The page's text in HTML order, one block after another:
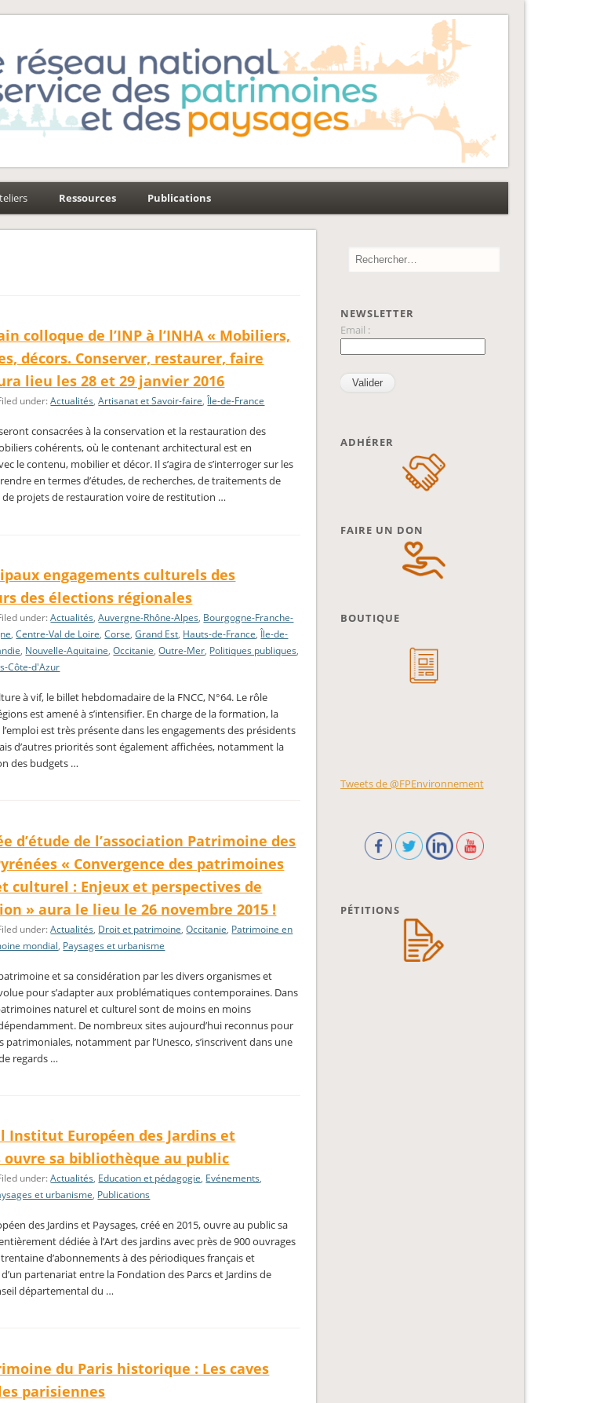
Ressources Publications
colloque de l’INP à l’INHA « Mobiliers,
décors. Conserver, restaurer, faire
lieu les 28 et 29 janvier 2016
under:Actualités,Artisanat et Savoir-faire,Île-de-France
consacrées à la conservation et la restauration des
cohérents, où le contenant architectural est en
le contenu, mobilier et décor. Il s’agira de s’interroger sur les
en termes d’études, de recherches, de traitements de
projets de restauration voire de restitution …
engagements culturels des
des élections régionales
under:Actualités,Auvergne-Rhône-Alpes, Bourgogne-Franche-
,Centre-Val de Loire,Corse,Grand Est, Hauts-de-France,Île-de-
, Nouvelle-Aquitaine,Occitanie,Outre-Mer, Politiques publiques,
Côte-d'Azur
à vif, le billet hebdomadaire de la FNCC, N°64. Le rôle
est amené à s’intensifier. En charge de la formation, la
est très présente dans les engagements des présidents
d’autres priorités sont également affichées, notamment la
des budgets …
d’étude de l’association Patrimoine des
« Convergence des patrimoines
culturel : Enjeux et perspectives de
» aura le lieu le 26 novembre 2015 !
under:Actualités, Droit et patrimoine,Occitanie, Patrimoine en
mondial, Paysages et urbanisme
et sa considération par les divers organismes et
pour s’adapter aux problématiques contemporaines. Dans
naturel et culturel sont de moins en moins
De nombreux sites aujourd’hui reconnus pour
patrimoniales, notamment par l’Unesco, s’inscrivent dans une
regards …
Institut Européen des Jardins et
ouvre sa bibliothèque au public
under:Actualités, Education et pédagogie, Evénements,
et urbanisme, Publications
des Jardins et Paysages, créé en 2015, ouvre au public sa
dédiée à l’Art des jardins avec près de 900 ouvrages
d’abonnements à des périodiques français et
partenariat entre la Fondation des Parcs et Jardins de
départemental du …
du Paris historique : Les caves
parisiennes
NEWSLETTER
Email :
ADHÉRER
FAIRE UN DON
BOUTIQUE
Tweets de @FPEnvironnement
PÉTITIONS